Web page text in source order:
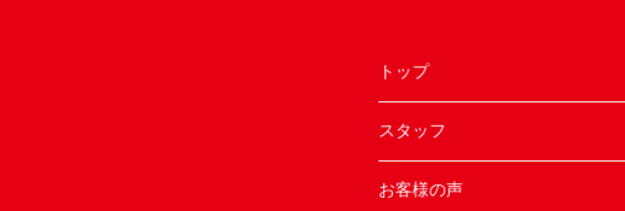
トップ
スタッフ
お客様の声